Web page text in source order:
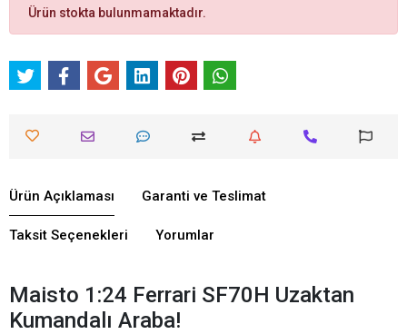
Ürün stokta bulunmamaktadır.
Ürün Açıklaması Garanti ve Teslimat
Taksit Seçenekleri Yorumlar
Maisto 1:24 Ferrari SF70H Uzaktan
Kumandalı Araba!